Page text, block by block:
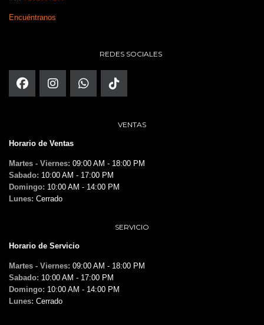
Encuéntranos
REDES SOCIALES
VENTAS
Horario de Ventas
Martes - Viernes: 09:00 AM - 18:00 PM
Sabado: 10:00 AM - 17:00 PM
Domingo: 10:00 AM - 14:00 PM
Lunes: Cerrado
SERVICIO
Horario de Servicio
Martes - Viernes: 09:00 AM - 18:00 PM
Sabado: 10:00 AM - 17:00 PM
Domingo: 10:00 AM - 14:00 PM
Lunes: Cerrado